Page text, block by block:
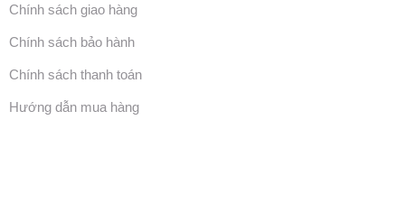
Chính sách giao hàng
Chính sách bảo hành
Chính sách thanh toán
Hướng dẫn mua hàng